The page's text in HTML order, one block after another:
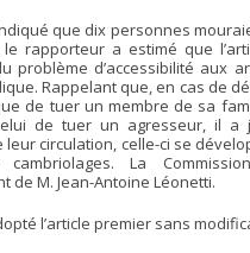
que dix personnes
rapporteur a estimé que
problème d’accessibilité aux
Rappelant que, en cas de
de tuer un membre de sa
de tuer un agresseur, il a
leur circulation, celle-ci se
La
de M. Jean-Antoine Léonetti.
l’article premier sans